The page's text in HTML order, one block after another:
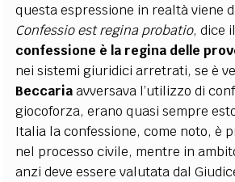
questa espressione in realtà viene
Confessio est regina probatio, dice
confessione è la regina delle
nei sistemi giuridici arretrati, se è
Beccariaavversava l’utilizzo di
giocoforza, erano quasi sempre
Italia la confessione, come noto, è
nel processo civile, mentre in
anzi deve essere valutata dal